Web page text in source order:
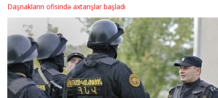
Daşnakların ofisində axtarışlar başladı